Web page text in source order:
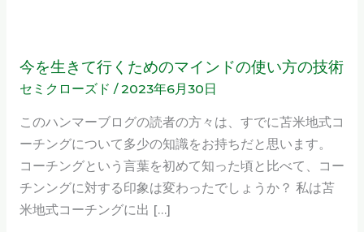
今を生きて行くためのマインドの使い方の技術
セミクローズド /2023年6月30日
このハンマーブログの読者の方々は、すでに苫米地式コ
ーチングについて多少の知識をお持ちだと思います。
コーチングという言葉を初めて知った頃と比べて、コー
チンングに対する印象は変わったでしょうか？ 私は苫
米地式コーチングに出 […]
今
を